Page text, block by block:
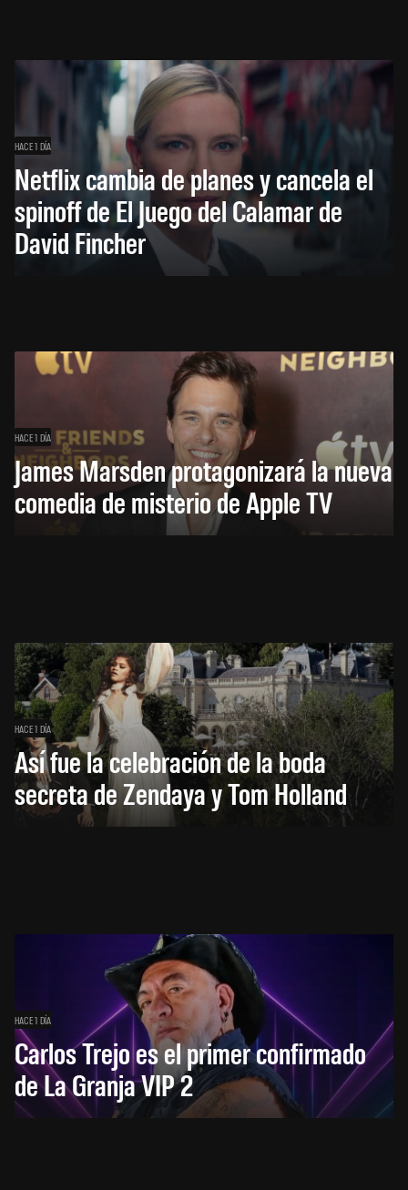
HACE 1 DÍA
Netflix cambia de planes y cancela el
spinoff de El Juego del Calamar de
David Fincher
HACE 1 DÍA
James Marsden protagonizará la nueva
comedia de misterio de Apple TV
HACE 1 DÍA
Así fue la celebración de la boda
secreta de Zendaya y Tom Holland
HACE 1 DÍA
Carlos Trejo es el primer confirmado
de La Granja VIP 2